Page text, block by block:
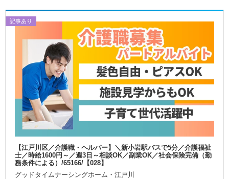
記事あり
【江戸川区／介護職・ヘルパー】＼新小岩駅バスで5分／介護福祉
士／時給1600円～／週3日～相談OK／副業OK／社会保険完備（勤
務条件による）/65166/【028】
グッドタイムナーシングホーム・江戸川